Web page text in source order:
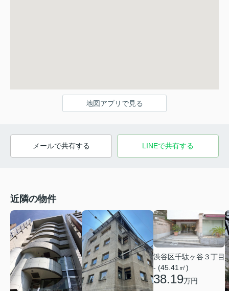
地図アプリで見る
メールで共有する LINEで共有する
近隣の物件
渋谷区千駄ヶ谷３丁目
- (45.41㎡)
38.19万円